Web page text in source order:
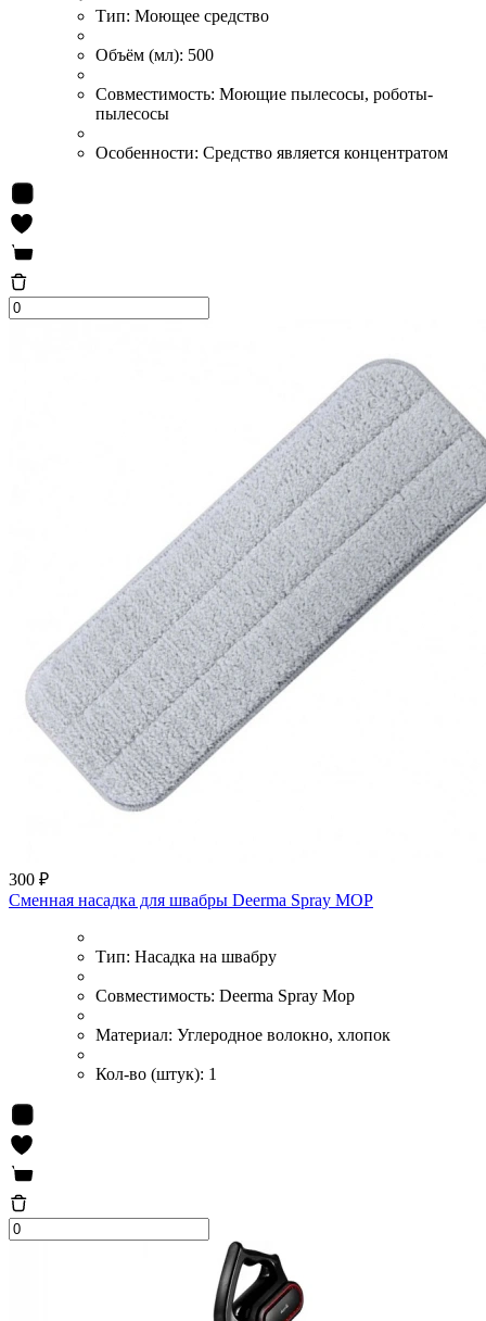
Тип: Моющее средство
Объём (мл): 500
Совместимость: Моющие пылесосы, роботы-
пылесосы
Особенности: Средство является концентратом
300 ₽
Сменная насадка для швабры Deerma Spray MOP
Тип: Насадка на швабру
Совместимость: Deerma Spray Mop
Материал: Углеродное волокно, хлопок
Кол-во (штук): 1